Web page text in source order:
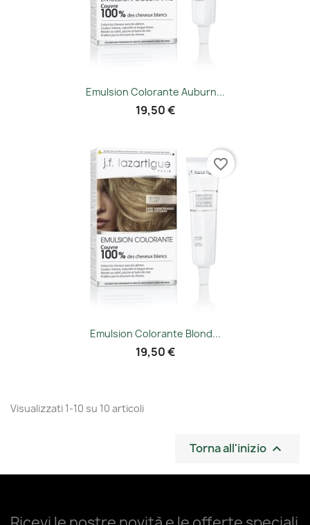
Emulsion Colorante Auburn...
19,50 €
Emulsion Colorante Blond...
19,50 €
favorite_border
Visualizzati 1-10 su 10 articoli
Torna all'inizio 